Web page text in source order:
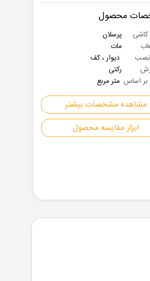
محصول
پرسلان
مات
نصب
دیوار ، کف
رکتی
اساس متر مربع
مشاهده مشخصات بیشتر
ابزار مقایسه محصول